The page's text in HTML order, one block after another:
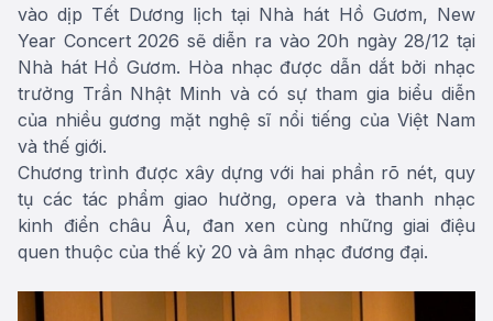
vào dịp Tết Dương lịch tại Nhà hát Hồ Gươm, New
Year Concert 2026 sẽ diễn ra vào 20h ngày 28/12 tại
Nhà hát Hồ Gươm. Hòa nhạc được dẫn dắt bởi nhạc
trưởng Trần Nhật Minh và có sự tham gia biểu diễn
của nhiều gương mặt nghệ sĩ nổi tiếng của Việt Nam
và thế giới.
Chương trình được xây dựng với hai phần rõ nét, quy
tụ các tác phẩm giao hưởng, opera và thanh nhạc
kinh điển châu Âu, đan xen cùng những giai điệu
quen thuộc của thế kỷ 20 và âm nhạc đương đại.